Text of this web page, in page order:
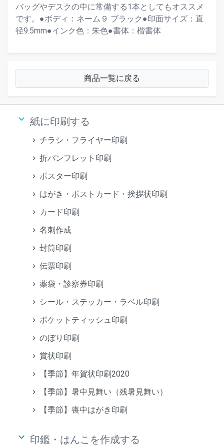
バッグやデスクの中に常備する1本としてもオススメ
です。●ボディ：ネーム９ ブラック●印面サイズ：直
径9.5mm●インク色：朱色●書体：楷書体
商品一覧に戻る
keyboard_arrow_down 紙に印刷する
チラシ・フライヤー印刷
折パンフレット印刷
ポスター印刷
はがき・ポストカード・挨拶状印刷
カード印刷
名刺作成
封筒印刷
伝票印刷
薬袋・診察券印刷
シール・ステッカー・ラベル印刷
ポケットティッシュ印刷
のぼり印刷
賞状印刷
【季節】年賀状印刷2020
【季節】暑中見舞い（残暑見舞い）
【季節】喪中はがき印刷
keyboard_arrow_down 印鑑・はんこを作成する